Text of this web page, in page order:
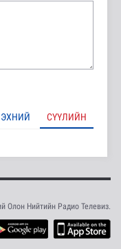
ЭХНИЙ СҮҮЛИЙН
Олон Нийтийн Радио Телевиз.